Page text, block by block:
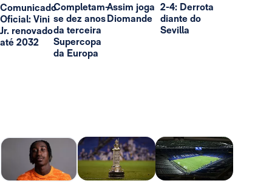
Comunicado
Oficial: Vini
Jr. renovado
até 2032
Completam-
se dez anos
da terceira
Supercopa
da Europa
Assim joga
Diomande
2-4: Derrota
diante do
Sevilla